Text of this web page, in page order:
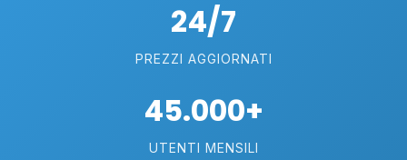
24/7
PREZZI AGGIORNATI
45.000+
UTENTI MENSILI